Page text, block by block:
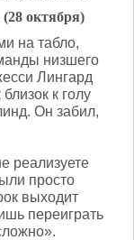
октября)
на табло,
низшего
Лингард
к голу
Он забил,
реализуете
просто
выходит
переиграть